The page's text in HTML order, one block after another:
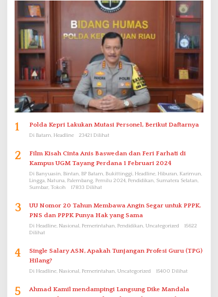
1 Polda Kepri Lakukan Mutasi Personel, Berikut Daftarnya
Di Batam, Headline 23421 Dilihat
2
Film Kisah Cinta Anis Baswedan dan Feri Farhati di
Kampus UGM Tayang Perdana 1 Februari 2024
Di Banyuasin, Bintan, BP Batam, Bukittinggi, Headline, Hiburan, Karimun,
Lingga, Natuna, Palembang, Pemilu 2024, Pendidikan, Sumatera Selatan,
Sumbar, Tokoh
17833 Dilihat
3
UU Nomor 20 Tahun Membawa Angin Segar untuk PPPK.
PNS dan PPPK Punya Hak yang Sama
Di Headline, Nasional, Pemerintahan, Pendidikan, Uncategorized
15622
Dilihat
4
Single Salary ASN, Apakah Tunjangan Profesi Guru (TPG)
Hilang?
Di Headline, Nasional, Pemerintahan, Uncategorized 15400 Dilihat
5
Ahmad Kamil mendampingi Langsung Dike Mandala